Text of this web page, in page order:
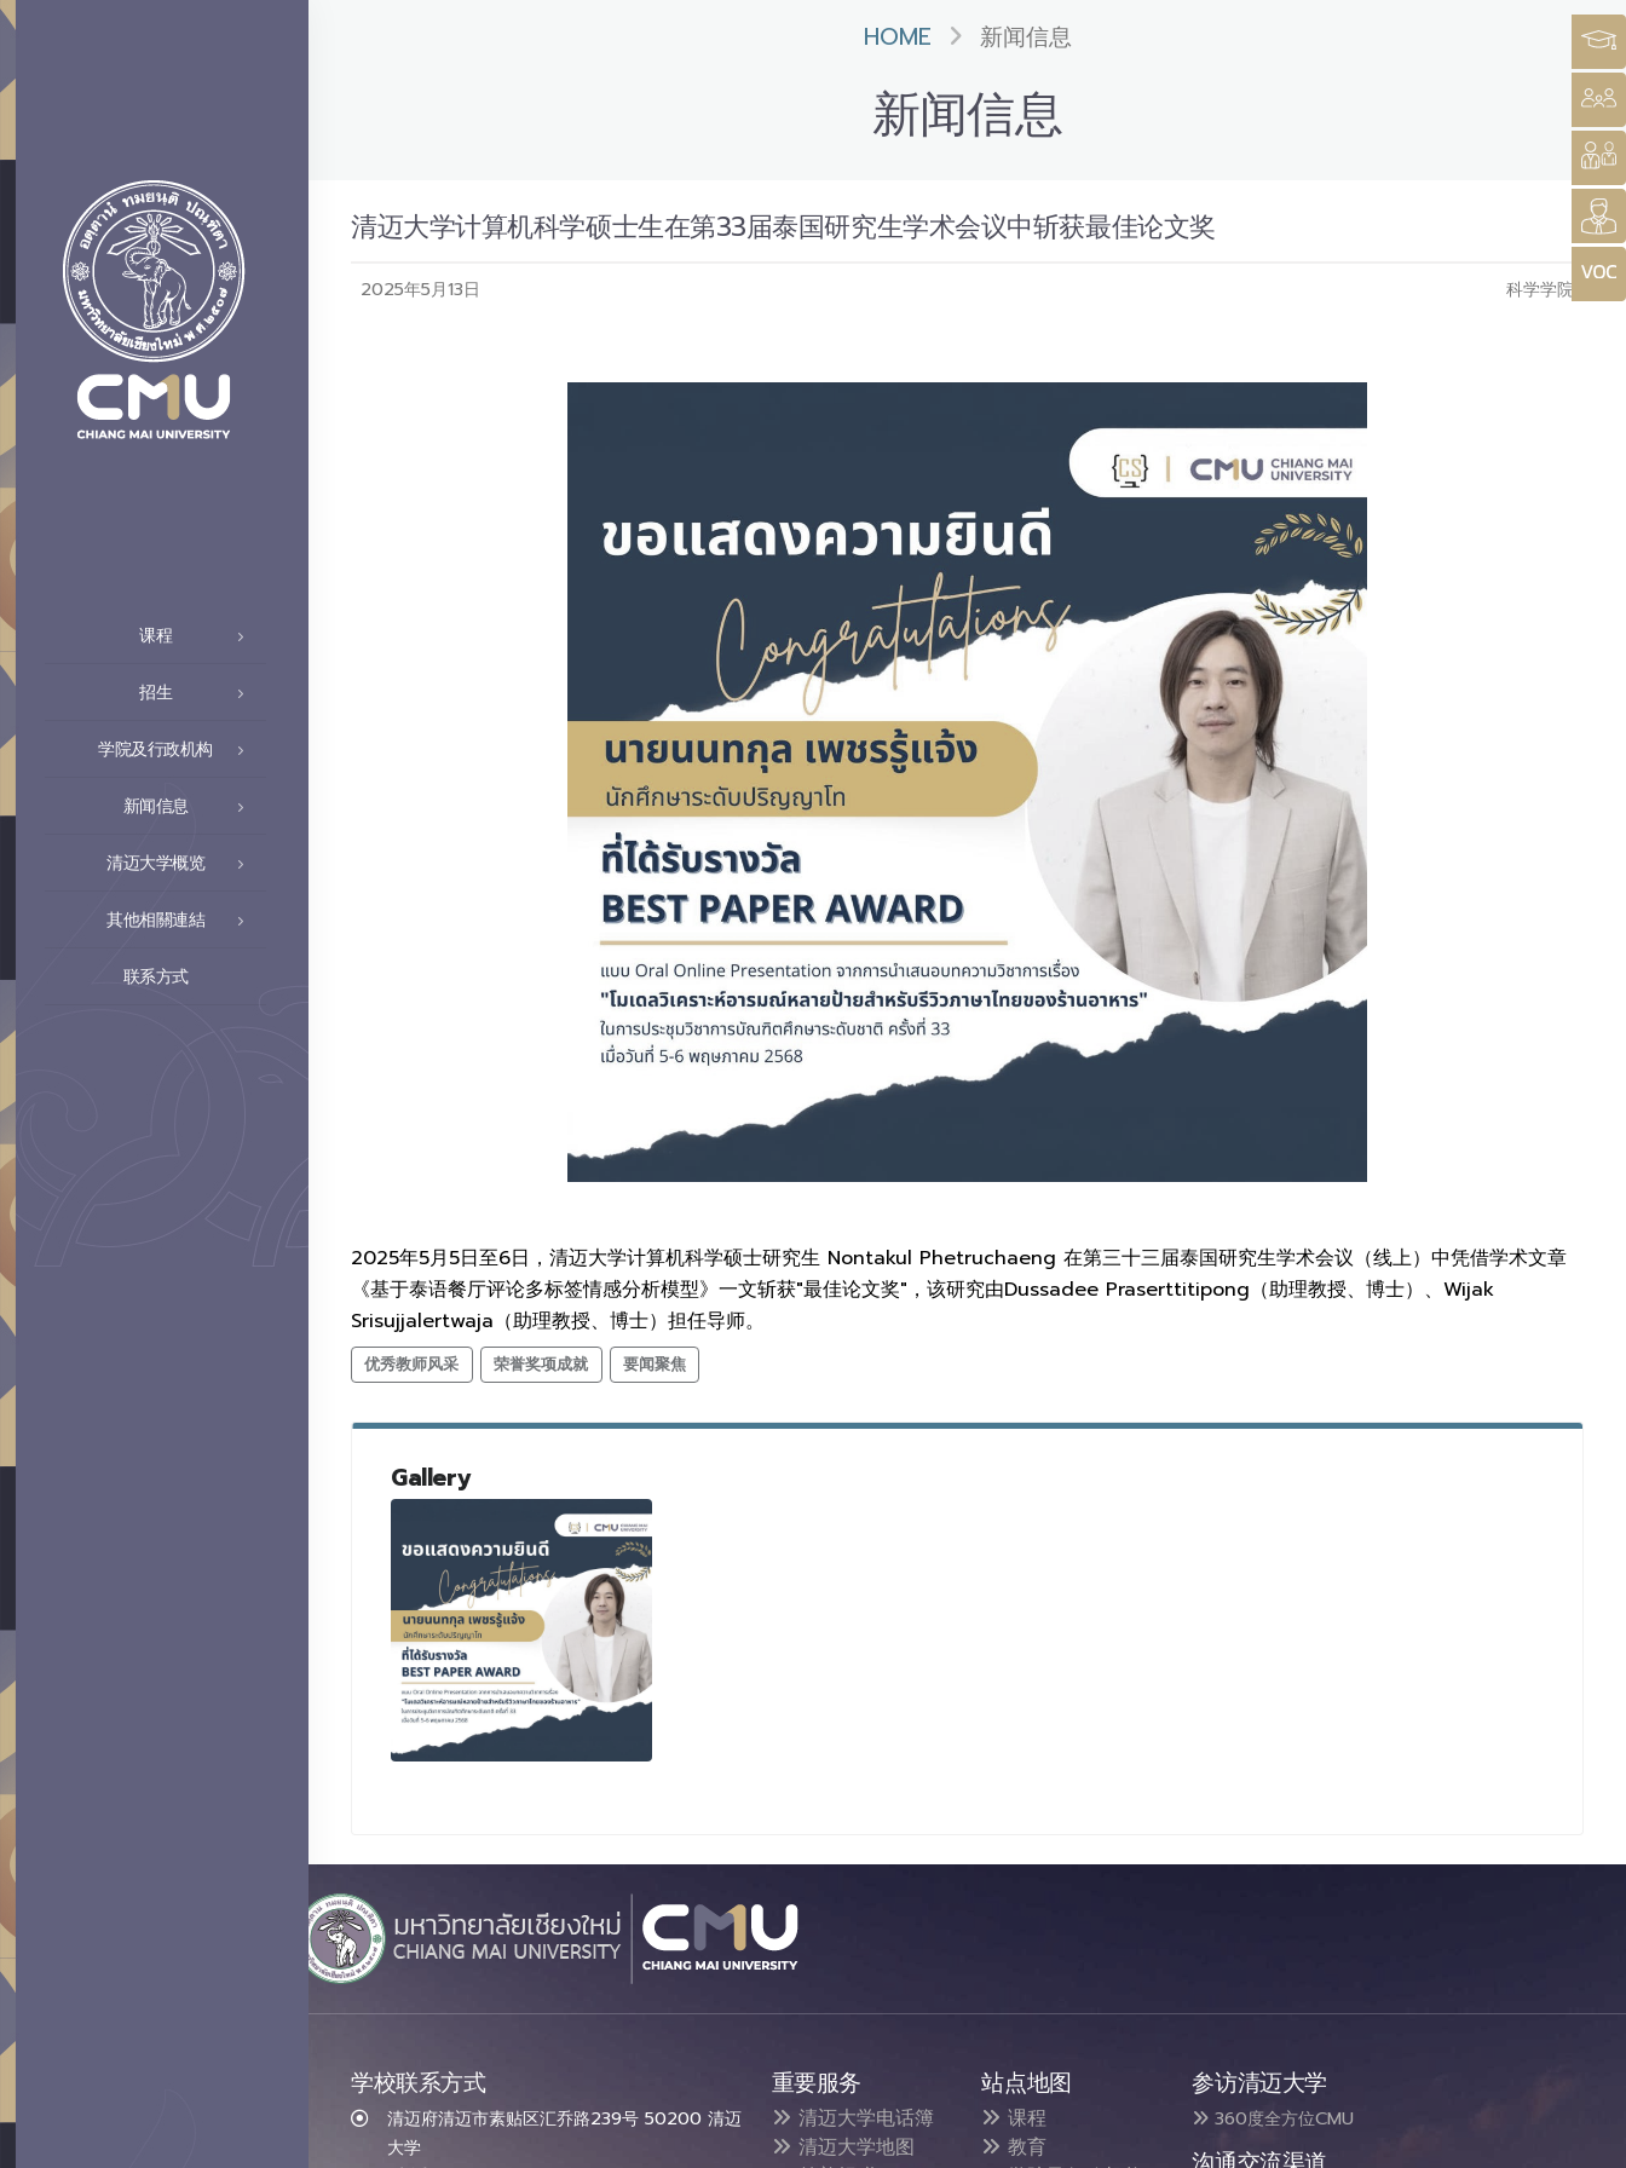
课程
招生
学院及行政机构
新闻信息
清迈大学概览
其他相關連結
联系方式
HOME 新闻信息
新闻信息
清迈大学计算机科学硕士生在第33届泰国研究生学术会议中斩获最佳论文奖
2025年5月13日 科学学院
2025年5月5日至6日，清迈大学计算机科学硕士研究生 Nontakul Phetruchaeng 在第三十三届泰国研究生学术会议（线上）中凭借学术文章
《基于泰语餐厅评论多标签情感分析模型》一文斩获"最佳论文奖"，该研究由Dussadee Praserttitipong（助理教授、博士）、Wijak
Srisujjalertwaja（助理教授、博士）担任导师。
优秀教师风采 荣誉奖项成就 要闻聚焦
Gallery
学校联系方式
清迈府清迈市素贴区汇乔路239号 50200 清迈
大学
重要服务
清迈大学电话簿
清迈大学地图
站点地图
课程
教育
参访清迈大学
360度全方位CMU